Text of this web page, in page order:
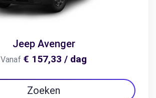
Jeep Avenger
Vanaf € 157,33 / dag
Zoeken